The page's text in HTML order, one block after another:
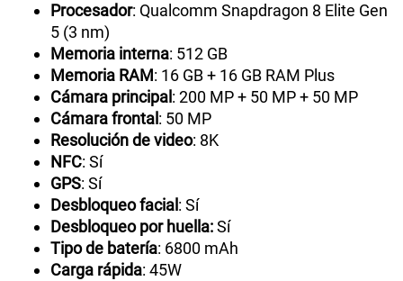
Procesador: Qualcomm Snapdragon 8 Elite Gen
5 (3 nm)
Memoria interna: 512 GB
Memoria RAM: 16 GB + 16 GB RAM Plus
Cámara principal : 200 MP + 50 MP + 50 MP
Cámara frontal : 50 MP
Resolución de video: 8K
NFC: Sí
GPS: Sí
Desbloqueo facial : Sí
Desbloqueo por huella:Sí
Tipo de batería: 6800 mAh
Carga rápida: 45W